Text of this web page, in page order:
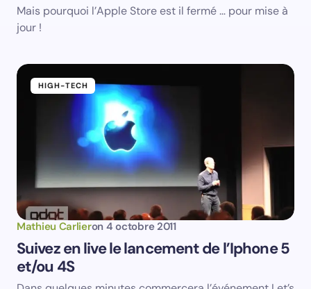
Mais pourquoi l’Apple Store est il fermé … pour mise à
jour !
HIGH-TECH
Mathieu Carlieron 4 octobre 2011
Suivez en live le lancement de l’Iphone 5
et/ou 4S